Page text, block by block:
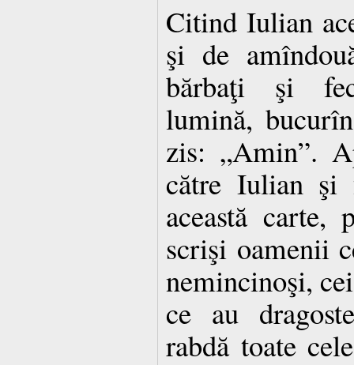
Citind Iulian
şi de
bărbaţi şi
lumină,
zis: „Amin”.
către Iulian şi
această carte,
scrişi oamenii
nemincinoşi,
ce au
rabdă toate